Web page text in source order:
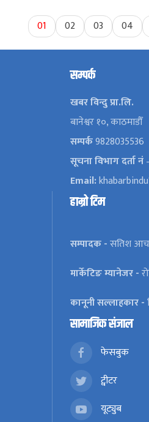
01 02 03 04
सम्पर्क
खबर विन्दु प्रा.लि.
बानेश्वर १०, काठमाडौँ
सम्पर्क9828035536
सूचना विभाग दर्ता नं
Email:
हाम्रो टिम
सम्पादक -सतिश
मार्केटिङ म्यानेजर -
कानूनी सल्लाहकार -
सामाजिक संजाल
फेसबुक
ट्वीटर
यूट्युब